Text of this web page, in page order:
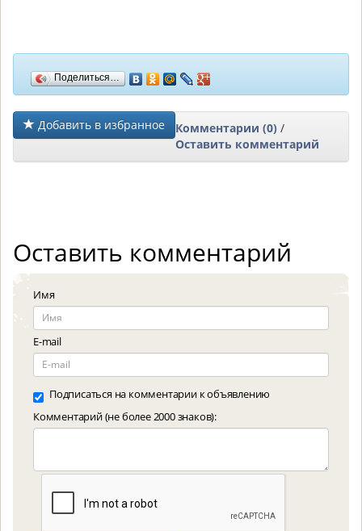
Поделиться…
Добавить в избранное Комментарии (0) /
Оставить комментарий
Оставить комментарий
Имя
E-mail
Подписаться на комментарии к объявлению
Комментарий (не более 2000 знаков):